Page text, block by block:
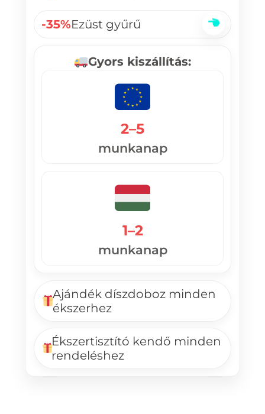
-35%Ezüst gyűrű
Gyors kiszállítás:
1–2
munkanap
2–5
munkanap
Ajándék díszdoboz minden
ékszerhez
Ékszertisztító kendő minden
rendeléshez